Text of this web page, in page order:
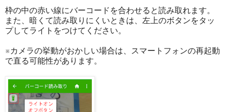
枠の中の赤い線にバーコードを合わせると読み取れます。
また、暗くて読み取りにくいときは、左上のボタンをタッ
プしてライトをつけてください。
※カメラの挙動がおかしい場合は、スマートフォンの再起動
で直る可能性があります。